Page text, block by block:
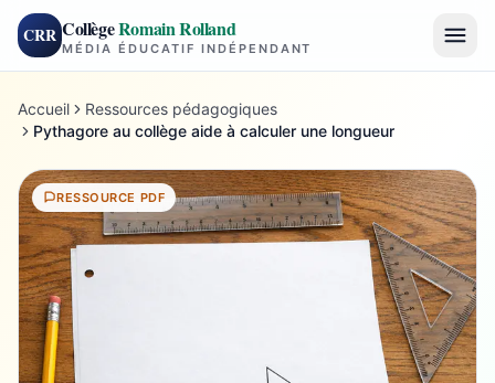
CRR CollègeRomain Rolland
MÉDIA ÉDUCATIF INDÉPENDANT
Accueil
Ressources pédagogiques
Pythagore au collège aide à calculer une longueur
RESSOURCE PDF